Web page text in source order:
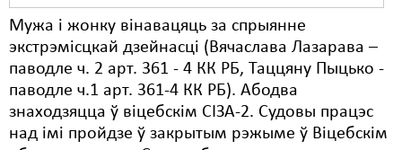
Мужа і жонку вінавацяць за спрыянне
экстрэмісцкай дзейнасці (Вячаслава Лазарава –
паводле ч. 2 арт. 361 - 4 КК РБ, Таццяну Пыцько -
паводле ч.1 арт. 361-4 КК РБ). Абодва
знаходзяцца ў віцебскім СІЗА-2. Судовы працэс
над імі пройдзе ў закрытым рэжыме ў Віцебскім
Мігранты
Мірныя сходы
Палітвязьні
Праваабаронцы